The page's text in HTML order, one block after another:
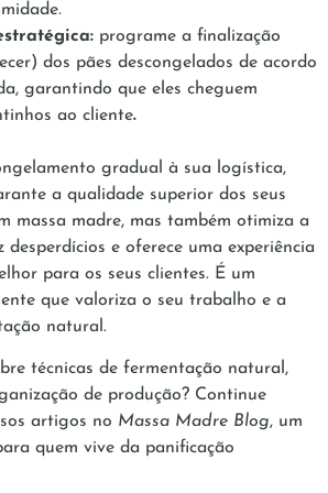
programe a finalização
dos pães descongelados de acordo
garantindo que eles cheguem
ao cliente.
gradual à sua logística,
a qualidade superior dos seus
massa madre, mas também otimiza a
desperdícios e oferece uma experiência
para os seus clientes. É um
que valoriza o seu trabalho e a
natural.
técnicas de fermentação natural,
de produção? Continue
artigos no Massa Madre Blog, um
quem vive da panificação